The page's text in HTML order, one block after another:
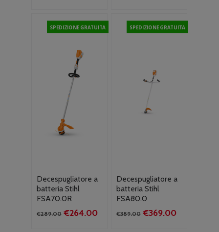
era:
€359.00.
è:
€339.00.
SPEDIZIONE GRATUITA
Decespugliatore a
batteria Stihl
FSA70.0R
€289.00 Il
€264.00Il
SPEDIZIONE GRATUITA
Decespugliatore a
batteria Stihl
FSA80.0
€389.00 Il
€369.00Il